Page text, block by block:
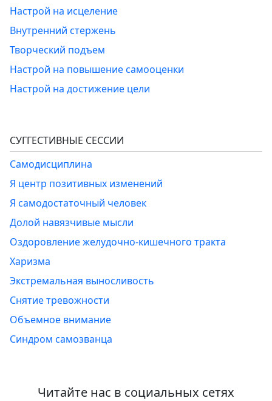
Настрой на исцеление
Внутренний стержень
Творческий подъем
Настрой на повышение самооценки
Настрой на достижение цели
СУГГЕСТИВНЫЕ СЕССИИ
Самодисциплина
Я центр позитивных изменений
Я самодостаточный человек
Долой навязчивые мысли
Оздоровление желудочно-кишечного тракта
Харизма
Экстремальная выносливость
Снятие тревожности
Объемное внимание
Синдром самозванца
Читайте нас в социальных сетях